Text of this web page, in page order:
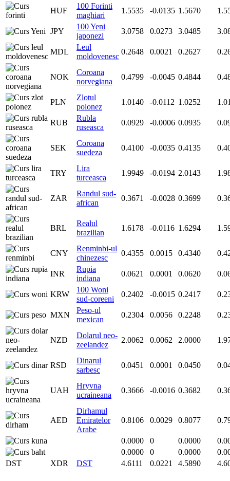
HUF
100 Forinti
maghiari
1.5535 -0.0135 1.5670
JPY
100 Yeni
japonezi
3.0758 0.0273 3.0485
MDL
Leul
moldovenesc
0.2648 0.0021 0.2627
NOK
Coroana
norvegiana
0.4799 -0.0045 0.4844
PLN
Zlotul
polonez
1.0140 -0.0112 1.0252
RUB
Rubla
ruseasca
0.0929 -0.0006 0.0935
SEK
Coroana
suedeza
0.4100 -0.0035 0.4135
TRY
Lira
turceasca
1.9949 -0.0194 2.0143
ZAR
Randul sud-
african
0.3671 -0.0028 0.3699
BRL
Realul
brazilian
1.6178 -0.0116 1.6294
CNY
Renminbi-ul
chinezesc
0.4355 0.0015 0.4340
INR
Rupia
indiana
0.0621 0.0001 0.0620
KRW
100 Woni
sud-coreeni
0.2402 -0.0015 0.2417
MXN
Peso-ul
mexican
0.2304 0.0056 0.2248
NZD
Dolarul neo-
zeelandez
2.0062 0.0062 2.0000
RSD
Dinarul
sarbesc
0.0451 0.0001 0.0450
UAH
Hryvna
ucraineana
0.3666 -0.0016 0.3682
AED
Dirhamul
Emiratelor
Arabe
0.8106 0.0029 0.8077
0.0000 0 0.0000
0.0000
0 0.0000
DST
XDR DST 4.6111 0.0221 4.5890